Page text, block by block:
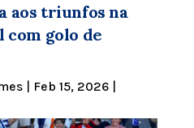
aos triunfos na
com golo de
| Feb 15, 2026|